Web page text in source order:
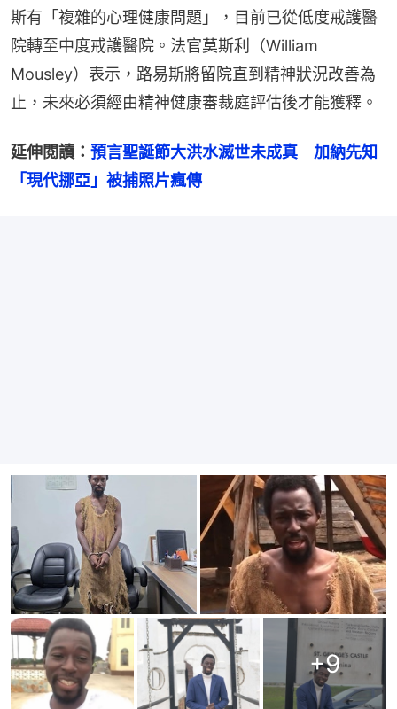
斯有「複雜的心理健康問題」，目前已從低度戒護醫
院轉至中度戒護醫院。法官莫斯利（William
Mousley）表示，路易斯將留院直到精神狀況改善為
止，未來必須經由精神健康審裁庭評估後才能獲釋。
延伸閱讀： 預言聖誕節大洪水滅世未成真　加納先知
「現代挪亞」被捕照片瘋傳
+9